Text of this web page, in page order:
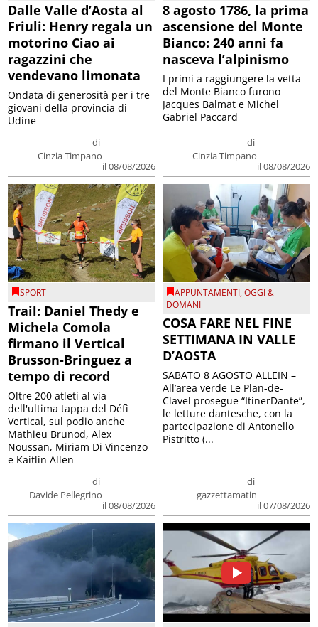
Dalle Valle d’Aosta al
Friuli: Henry regala un
motorino Ciao ai
ragazzini che
vendevano limonata
di
Cinzia Timpano
il 08/08/2026
Ondata di generosità per i tre
giovani della provincia di
Udine
8 agosto 1786, la prima
ascensione del Monte
Bianco: 240 anni fa
nasceva l’alpinismo
di
Cinzia Timpano
il 08/08/2026
I primi a raggiungere la vetta
del Monte Bianco furono
Jacques Balmat e Michel
Gabriel Paccard
SPORT
Trail: Daniel Thedy e
Michela Comola
firmano il Vertical
Brusson-Bringuez a
tempo di record
di
Davide Pellegrino
il 08/08/2026
Oltre 200 atleti al via
dell'ultima tappa del Défì
Vertical, sul podio anche
Mathieu Brunod, Alex
Noussan, Miriam Di Vincenzo
e Kaitlin Allen
APPUNTAMENTI,OGGI &
DOMANI
COSA FARE NEL FINE
SETTIMANA IN VALLE
D’AOSTA
di
gazzettamatin
il 07/08/2026
SABATO 8 AGOSTO ALLEIN –
All’area verde Le Plan-de-
Clavel prosegue “ItinerDante”,
le letture dantesche, con la
partecipazione di Antonello
Pistritto (...